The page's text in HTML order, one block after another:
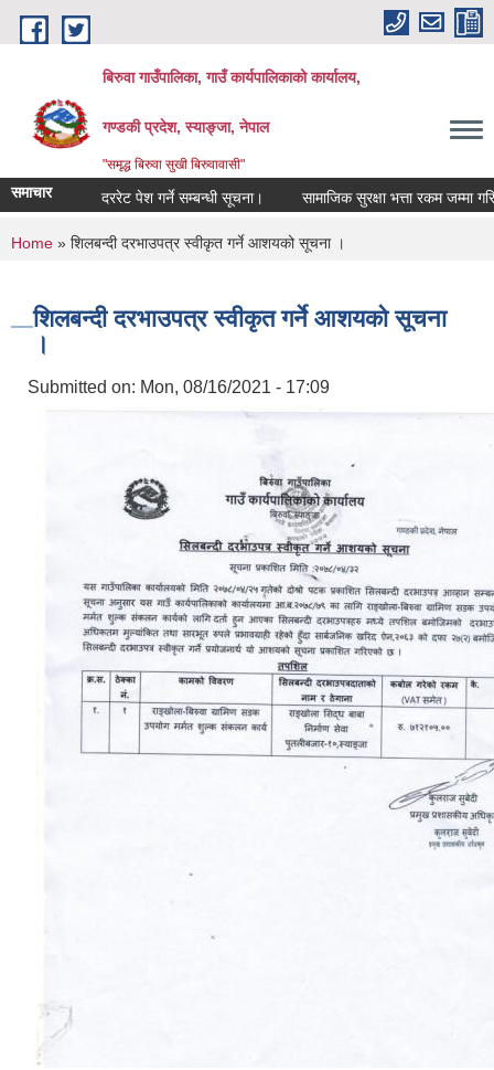
Skip to main content
बिरुवा गाउँपालिका, गाउँ कार्यपालिकाको कार्यालय,
गण्डकी प्रदेश, स्याङ्जा, नेपाल
"समृद्ध बिरुवा सुखी बिरुवावासी"
समाचार दररेट पेश गर्ने सम्बन्धी सूचना। सामाजिक सुरक्षा भत्ता रकम जम्मा
You are here
Home » शिलबन्दी दरभाउपत्र स्वीकृत गर्ने आशयको सूचना ।
शिलबन्दी दरभाउपत्र स्वीकृत गर्ने आशयको सूचना
।
Submitted on: Mon, 08/16/2021 - 17:09